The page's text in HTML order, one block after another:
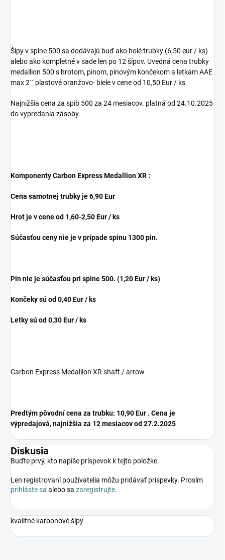
Šípy v spine 500 sa dodávajú buď ako holé trubky (6,50 eur / ks)
alebo ako kompletné v sade len po 12 šípov. Uvedná cena trubky
medallion 500 s hrotom, pinom, pinovým končekom a letkam AAE
max 2´´ plastové oranžovo- biele v cene od 10,50 Eur / ks
Najnižšia cena za spib 500 za 24 mesiacov. platná od 24.10.2025
do vypredania zásoby.
Komponenty Carbon Express Medallion XR :
Cena samotnej trubky je 6,90 Eur
Hrot je v cene od 1,60-2,50 Eur / ks
Súčasťou ceny nie je v prípade spinu 1300 pin.
Pin nie je súčasťou pri spine 500. (1,20 Eur / ks)
Končeky sú od 0,40 Eur / ks
Letky sú od 0,30 Eur / ks
Carbon Express Medallion XR shaft / arrow
Predtým pôvodní cena za trubku: 10,90Eur . Cena je
výpredajová, najnižšia za 12 mesiacov od 27.2.2025
Diskusia
Buďte prvý, kto napíše príspevok k tejto položke.
Len registrovaní používatelia môžu pridávať príspevky. Prosím
prihláste sa alebo sa zaregistrujte.
kvalitné karbonové šípy